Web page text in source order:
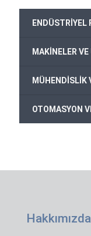
ENDÜSTRİYEL
MAKİNELER
MÜHENDİSLİK
OTOMASYON
Hakkımızda